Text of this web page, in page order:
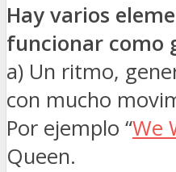
Hay varios
funcionar como
a) Un ritmo,
con mucho
Por ejemplo “We
Queen.